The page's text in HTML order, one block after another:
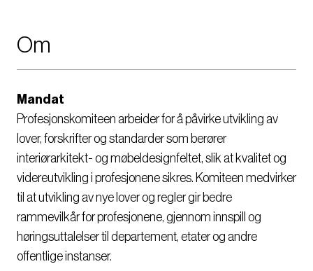
Om
Mandat
Profesjonskomiteen arbeider for å påvirke utvikling av
lover, forskrifter og standarder som berører
interiørarkitekt- og møbeldesignfeltet, slik at kvalitet og
videreutvikling i profesjonene sikres. Komiteen medvirker
til at utvikling av nye lover og regler gir bedre
rammevilkår for profesjonene, gjennom innspill og
høringsuttalelser til departement, etater og andre
offentlige instanser.